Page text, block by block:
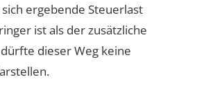
ergebende Steuerlast
ist als der zusätzliche
dieser Weg keine